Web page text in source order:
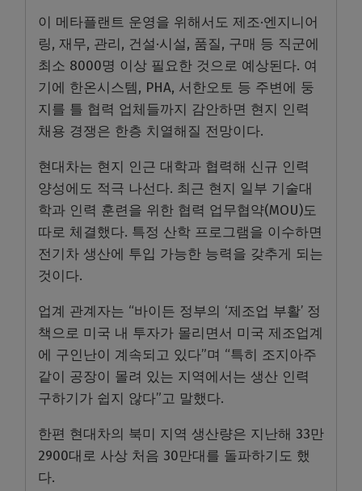
이 메타플랜트 운영을 위해서도 제조·엔지니어
링, 재무, 관리, 건설·시설, 품질, 구매 등 직군에
최소 8000명 이상 필요한 것으로 예상된다. 여
기에 한온시스템, PHA, 서한오토 등 주변에 둥
지를 틀 협력 업체들까지 감안하면 현지 인력
채용 경쟁은 한층 치열해질 전망이다.
현대차는 현지 인근 대학과 협력해 신규 인력
양성에도 적극 나선다. 최근 현지 일부 기술대
학과 인력 훈련을 위한 협력 업무협약(MOU)도
따로 체결했다. 특정 산학 프로그램을 이수하면
전기차 생산에 투입 가능한 능력을 갖추게 되는
것이다.
업계 관계자는 “바이든 정부의 ‘제조업 부활’ 정
책으로 미국 내 투자가 몰리면서 미국 제조업계
에 구인난이 계속되고 있다”며 “특히 조지아주
같이 공장이 몰려 있는 지역에서는 생산 인력
구하기가 쉽지 않다”고 말했다.
한편 현대차의 북미 지역 생산량은 지난해 33만
2900대로 사상 처음 30만대를 돌파하기도 했
다.